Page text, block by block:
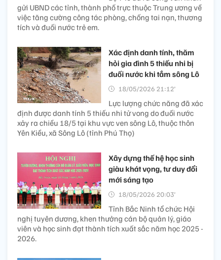
gửi UBND các tỉnh, thành phố trực thuộc Trung ương về
việc tăng cường công tác phòng, chống tai nạn, thương
tích và đuối nước trẻ em.
Xác định danh tính, thăm
hỏi gia đình 5 thiếu nhi bị
đuối nước khi tắm sông Lô
18/05/2026 21:12’
Lực lượng chức năng đã xác
định được danh tính 5 thiếu nhi tử vong do đuối nước
xảy ra chiều 18/5 tại khu vực ven sông Lô, thuộc thôn
Yên Kiều, xã Sông Lô (tỉnh Phú Thọ)
Xây dựng thế hệ học sinh
giàu khát vọng, tư duy đổi
mới sáng tạo
18/05/2026 20:03’
Tỉnh Bắc Ninh tổ chức Hội
nghị tuyên dương, khen thưởng cán bộ quản lý, giáo
viên và học sinh đạt thành tích xuất sắc năm học 2025 -
2026.